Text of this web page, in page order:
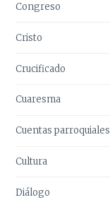
Congreso
Cristo
Crucificado
Cuaresma
Cuentas parroquiales
Cultura
Diálogo